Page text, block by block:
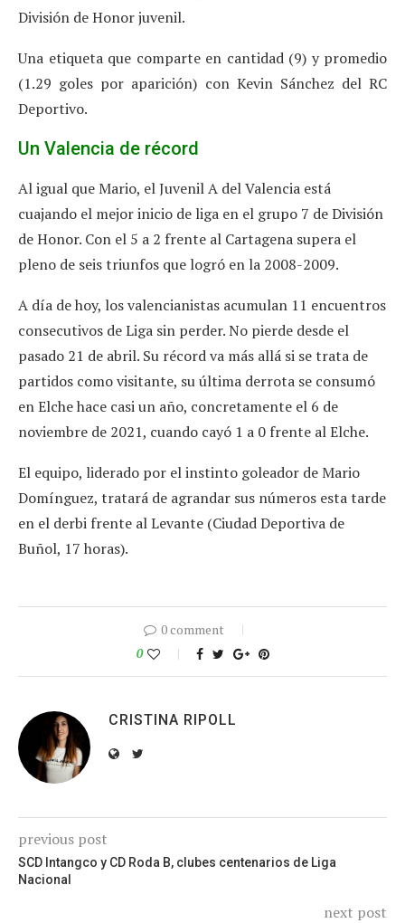
División de Honor juvenil.
Una etiqueta que comparte en cantidad (9) y promedio
(1.29 goles por aparición) con Kevin Sánchez del RC
Deportivo.
Un Valencia de récord
Al igual que Mario, el Juvenil A del Valencia está
cuajando el mejor inicio de liga en el grupo 7 de División
de Honor. Con el 5 a 2 frente al Cartagena supera el
pleno de seis triunfos que logró en la 2008-2009.
A día de hoy, los valencianistas acumulan 11 encuentros
consecutivos de Liga sin perder. No pierde desde el
pasado 21 de abril. Su récord va más allá si se trata de
partidos como visitante, su última derrota se consumó
en Elche hace casi un año, concretamente el 6 de
noviembre de 2021, cuando cayó 1 a 0 frente al Elche.
El equipo, liderado por el instinto goleador de Mario
Domínguez, tratará de agrandar sus números esta tarde
en el derbi frente al Levante (Ciudad Deportiva de
Buñol, 17 horas).
0 comment
0
CRISTINA RIPOLL
previous post
SCD Intangco y CD Roda B, clubes centenarios de Liga
Nacional
next post